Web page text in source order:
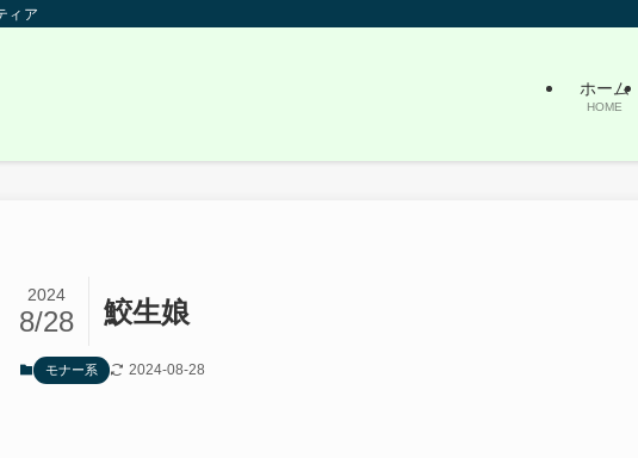
ィア
ホーム
HOME
鮫生娘
2024
8/28
モナー系 2024-08-28